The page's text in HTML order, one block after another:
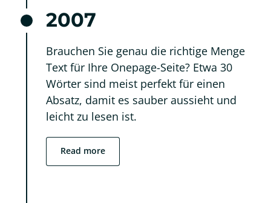
2007
Brauchen Sie genau die richtige Menge
Text für Ihre Onepage-Seite? Etwa 30
Wörter sind meist perfekt für einen
Absatz, damit es sauber aussieht und
leicht zu lesen ist.
Read more